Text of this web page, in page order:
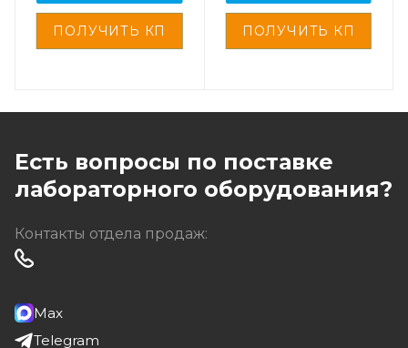
Есть вопросы по поставке
лабораторного оборудования?
Контакты отдела продаж:
Max
Telegram